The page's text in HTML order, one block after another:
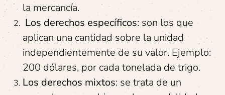
la mercancía.
Los derechos específicos: son los que
aplican una cantidad sobre la unidad
independientemente de su valor. Ejemplo:
200 dólares, por cada tonelada de trigo.
Los derechos mixtos: se trata de un